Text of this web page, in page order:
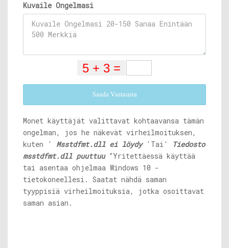
Kuvaile Ongelmasi
Saada Vastausta
Monet käyttäjät valittavat kohtaavansa tämän
ongelman, jos he näkevät virheilmoituksen,
kuten ' Msstdfmt.dllei löydy 'Tai'
Tiedosto
msstdfmt.dllpuuttuu ”Yritettäessä käyttää
tai asentaa ohjelmaa Windows 10 -
tietokoneellesi. Saatat nähdä saman
tyyppisiä virheilmoituksia, jotka osoittavat
saman asian.